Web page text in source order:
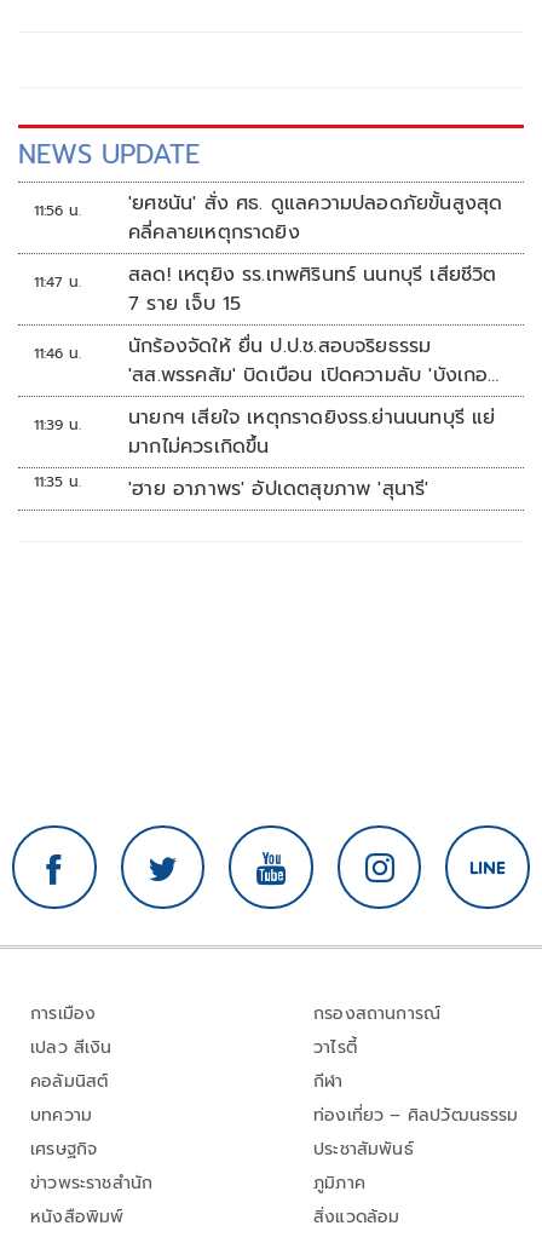
NEWS UPDATE
11:56 น.
'ยศชนัน' สั่ง ศธ. ดูแลความปลอดภัยขั้นสูงสุด
คลี่คลายเหตุกราดยิง
11:47 น.
สลด! เหตุยิง รร.เทพศิรินทร์ นนทบุรี เสียชีวิต
7 ราย เจ็บ 15
11:46 น.
นักร้องจัดให้ ยื่น ป.ป.ช.สอบจริยธรรม
'สส.พรรคส้ม' บิดเบือน เปิดความลับ 'บังเกอร์
ทหาร'
11:39 น.
นายกฯ เสียใจ เหตุกราดยิงรร.ย่านนนทบุรี แย่
มากไม่ควรเกิดขึ้น
11:35 น. 'ฮาย อาภาพร' อัปเดตสุขภาพ 'สุนารี'
การเมือง
เปลว สีเงิน
คอลัมนิสต์
บทความ
เศรษฐกิจ
ข่าวพระราชสำนัก
หนังสือพิมพ์
กรองสถานการณ์
วาไรตี้
กีฬา
ท่องเที่ยว – ศิลปวัฒนธรรม
ประชาสัมพันธ์
ภูมิภาค
สิ่งแวดล้อม